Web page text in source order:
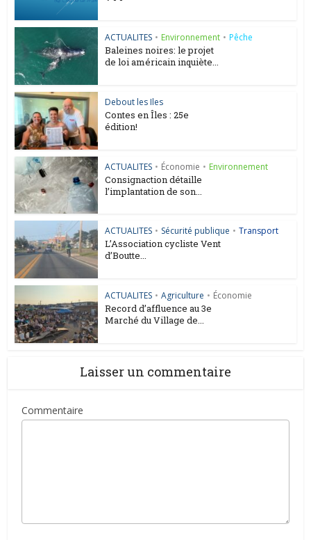
ACTUALITES • Environnement • Pêche
Baleines noires: le projet
de loi américain inquiète...
Debout les Iles
Contes en Îles : 25e
édition!
ACTUALITES • Économie • Environnement
Consignaction détaille
l’implantation de son...
ACTUALITES • Sécurité publique • Transport
L’Association cycliste Vent
d’Boutte...
ACTUALITES • Agriculture • Économie
Record d’affluence au 3e
Marché du Village de...
Laisser un commentaire
Commentaire